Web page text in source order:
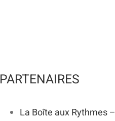
PARTENAIRES
La Boîte aux Rythmes –